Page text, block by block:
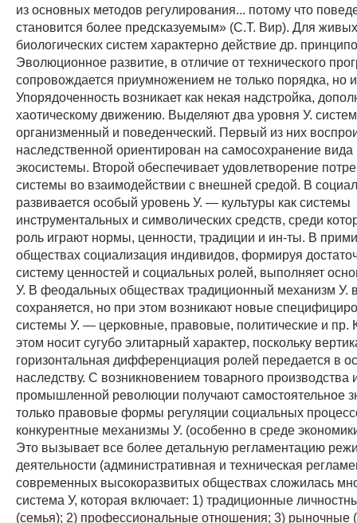
из основных методов регулирования... потому что
становится более предсказуемым» (С.Т. Вир). Для
биологических систем характерно действие др.
Эволюционное развитие, в отличие от технического
сопровождается приумножением не только порядка, но
Упорядоченность возникает как некая надстройка,
хаотическому движению. Выделяют два уровня У.
организменный и поведенческий. Первый из них
наследственной ориентирован на самосохранение вида
экосистемы. Второй обеспечивает удовлетворение
системы во взаимодействии с внешней средой. В
развивается особый уровень У. — культуры как системы
инструментальных и символических средств, среди
роль играют нормы, ценности, традиции и ин-ты. В
обществах социализация индивидов, формируя
систему ценностей и социальных ролей, выполняет
У. В феодальных обществах традиционный механизм У.
сохраняется, но при этом возникают новые
системы У. — церковные, правовые, политические и пр.
этом носит сугубо элитарный характер, поскольку
горизонтальная дифференциация ролей передается в
наследству. С возникновением товарного производства
промышленной революции получают самостоятельное
только правовые формы регуляции социальных
конкурентные механизмы У. (особенно в среде
Это вызывает все более детальную регламентацию
деятельности (административная и техническая
современных высокоразвитых обществах сложилась
система У, которая включает: 1) традиционные
(семья); 2) профессиональные отношения; 3) рыночные